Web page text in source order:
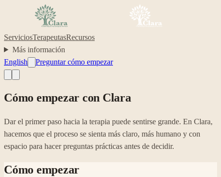
ServiciosTerapeutasRecursos
Más información
English
Preguntar cómo empezar
Cómo empezar con Clara
Dar el primer paso hacia la terapia puede sentirse grande. En Clara,
hacemos que el proceso se sienta más claro, más humano y con
espacio para hacer preguntas prácticas antes de decidir.
Cómo empezar